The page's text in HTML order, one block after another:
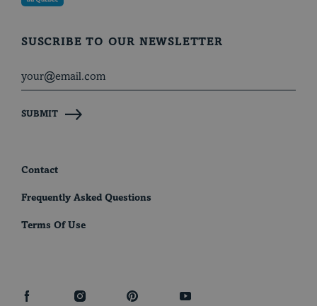
facebook instagram pinterest youtube
Contact
Frequently Asked Questions
Terms Of Use
SUSCRIBE TO OUR NEWSLETTER
SUBMIT